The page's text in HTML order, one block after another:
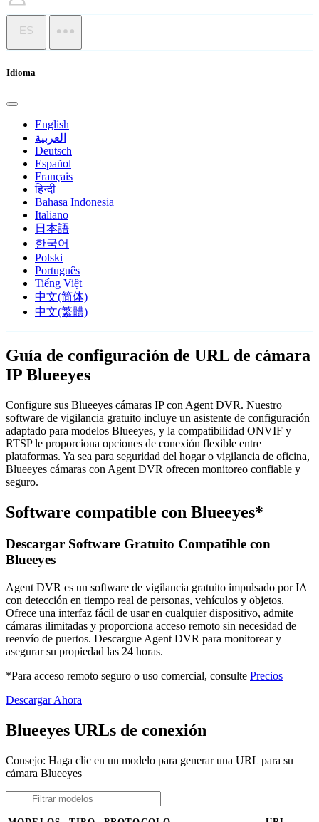
ES
Idioma
English
العربية
Deutsch
Español
Français
हिन्दी
Bahasa Indonesia
Italiano
日本語
한국어
Polski
Português
Tiếng Việt
中文(简体)
中文(繁體)
Guía de configuración de URL de cámara
IP Blueeyes
Configure sus Blueeyes cámaras IP con Agent DVR. Nuestro
software de vigilancia gratuito incluye un asistente de configuración
adaptado para modelos Blueeyes, y la compatibilidad ONVIF y
RTSP le proporciona opciones de conexión flexible entre
plataformas. Ya sea para seguridad del hogar o vigilancia de oficina,
Blueeyes cámaras con Agent DVR ofrecen monitoreo confiable y
seguro.
Software compatible con Blueeyes*
Descargar Software Gratuito Compatible con
Blueeyes
Agent DVR es un software de vigilancia gratuito impulsado por IA
con detección en tiempo real de personas, vehículos y objetos.
Ofrece una interfaz fácil de usar en cualquier dispositivo, admite
cámaras ilimitadas y proporciona acceso remoto sin necesidad de
reenvío de puertos. Descargue Agent DVR para monitorear y
asegurar su propiedad las 24 horas.
*Para acceso remoto seguro o uso comercial, consulte Precios
Descargar Ahora
Blueeyes URLs de conexión
Consejo: Haga clic en un modelo para generar una URL para su
cámara Blueeyes